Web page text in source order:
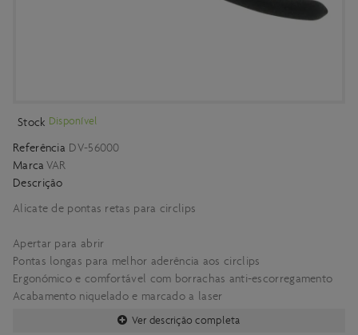
Stock Disponível
Referência DV-56000
Marca VAR
Descrição
Alicate de pontas retas para circlips
Apertar para abrir
Pontas longas para melhor aderência aos circlips
Ergonómico e comfortável com borrachas anti-escorregamento
Acabamento niquelado e marcado a laser
Ver descrição completa